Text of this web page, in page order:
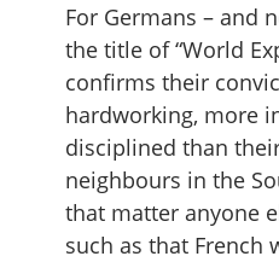
For Germans – and
the title of “World
confirms their
hardworking, more
disciplined than
neighbours in the
that matter anyone
such as that French